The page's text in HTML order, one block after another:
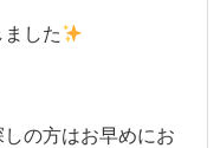
ました
の方はお早めにお